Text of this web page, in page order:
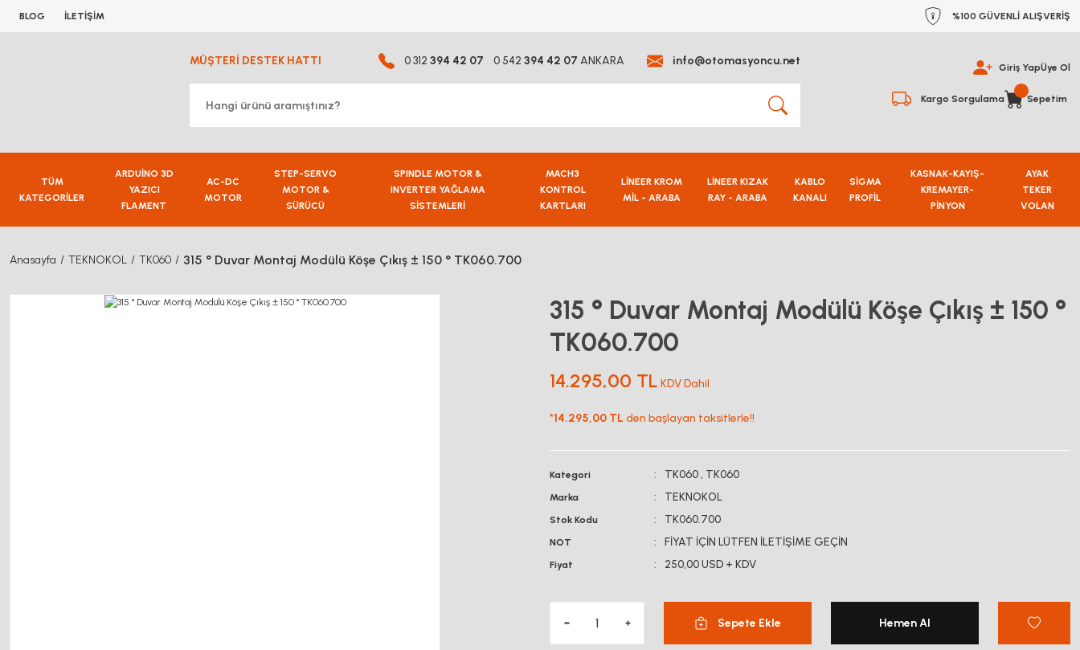
BLOG İLETİŞİM %100 GÜVENLİ ALIŞVERİŞ
MÜŞTERİ DESTEK HATTI 0 312 394 42 07 0 542 394 42 07 ANKARA info@otomasyoncu.net Giriş YapÜye Ol
Kargo Sorgulama Sepetim
TÜM
KATEGORİLER
ARDUİNO 3D
YAZICI
FLAMENT
AC-DC
MOTOR
STEP-SERVO
MOTOR &
SÜRÜCÜ
SPINDLE MOTOR &
INVERTER YAĞLAMA
SİSTEMLERİ
MACH3
KONTROL
KARTLARI
LİNEER KROM
MİL - ARABA
LİNEER KIZAK
RAY - ARABA
KABLO
KANALI
SİGMA
PROFİL
KASNAK-KAYIŞ-
KREMAYER-
PİNYON
AYAK
TEKER
VOLAN
Anasayfa TEKNOKOL TK060 315 ° Duvar Montaj Modülü Köşe Çıkış ± 150 ° TK060.700
315 ° Duvar Montaj Modülü Köşe Çıkış ± 150 °
TK060.700
14.295,00 TL KDV Dahil
*14.295,00 TL den başlayan taksitlerle!!
Kategori TK060 , TK060
Marka TEKNOKOL
Stok Kodu TK060.700
NOT FİYAT İÇİN LÜTFEN İLETİŞİME GEÇİN
Fiyat 250,00 USD + KDV
Sepete Ekle Hemen Al